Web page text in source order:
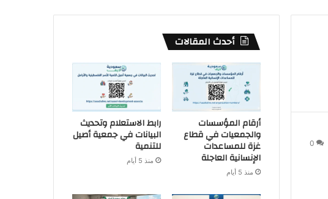
0
أحدث المقالات
أرقام المؤسسات
والجمعيات في قطاع
غزة للمساعدات
الإنسانية العاجلة
منذ 5 أيام
رابط الاستعلام وتحديث
البيانات في جمعية أصيل
للتنمية
منذ 5 أيام